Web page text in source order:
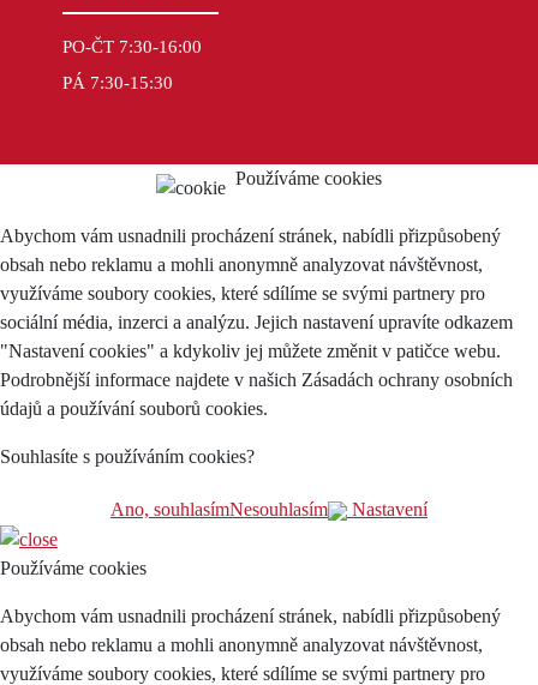
PO-ČT 7:30-16:00
PÁ 7:30-15:30
Používáme cookies
Abychom vám usnadnili procházení stránek, nabídli přizpůsobený
obsah nebo reklamu a mohli anonymně analyzovat návštěvnost,
využíváme soubory cookies, které sdílíme se svými partnery pro
sociální média, inzerci a analýzu. Jejich nastavení upravíte odkazem
"Nastavení cookies" a kdykoliv jej můžete změnit v patičce webu.
Podrobnější informace najdete v našich Zásadách ochrany osobních
údajů a používání souborů cookies.
Souhlasíte s používáním cookies?
Ano, souhlasímNesouhlasím Nastavení
Používáme cookies
Abychom vám usnadnili procházení stránek, nabídli přizpůsobený
obsah nebo reklamu a mohli anonymně analyzovat návštěvnost,
využíváme soubory cookies, které sdílíme se svými partnery pro